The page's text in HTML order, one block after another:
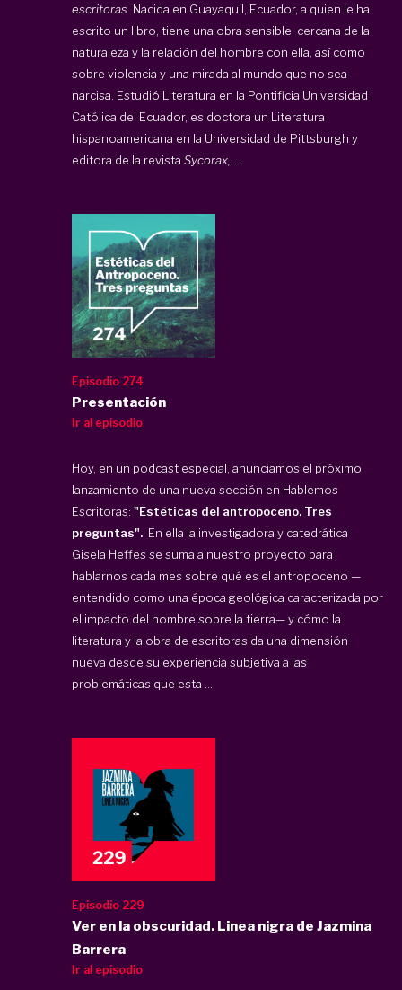
escritoras. Nacida en Guayaquil, Ecuador, a quien le ha
escrito un libro, tiene una obra sensible, cercana de la
naturaleza y la relación del hombre con ella, así como
sobre violencia y una mirada al mundo que no sea
narcisa. Estudió Literatura en la Pontificia Universidad
Católica del Ecuador, es doctora un Literatura
hispanoamericana en la Universidad de Pittsburgh y
editora de la revista Sycorax,
Episodio 274
Presentación
Ir al episodio
Hoy, en un podcast especial, anunciamos el próximo
lanzamiento de una nueva sección en Hablemos
Escritoras: "Estéticas del antropoceno. Tres
preguntas". En ella la investigadora y catedrática
Gisela Heffes se suma a nuestro proyecto para
hablarnos cada mes sobre qué es el antropoceno —
entendido como una época geológica caracterizada por
el impacto del hombre sobre la tierra— y cómo la
literatura y la obra de escritoras da una dimensión
nueva desde su experiencia subjetiva a las
problemáticas que esta ...
Episodio 229
Ver en la obscuridad. Linea nigra de Jazmina
Barrera
Ir al episodio